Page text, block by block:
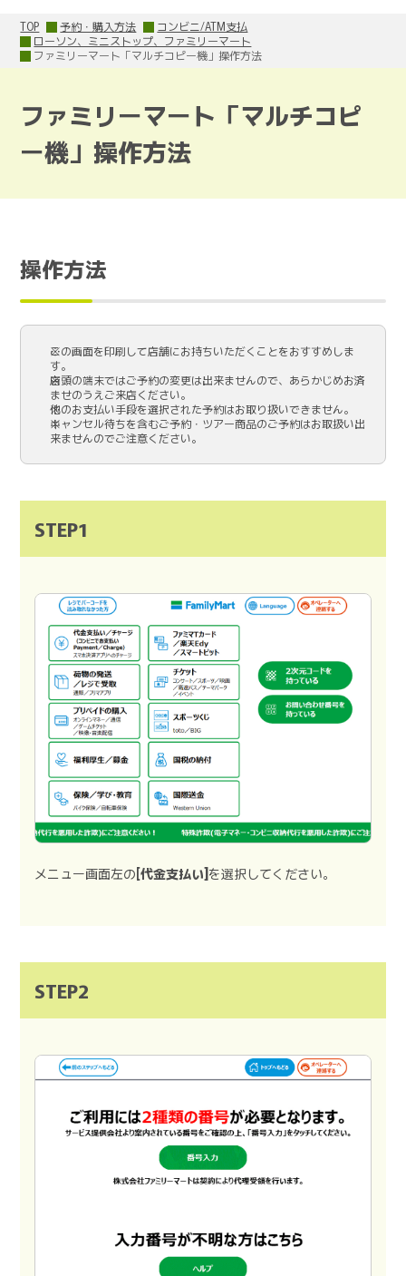
TOP 予約・購入方法
コンビニ/ATM支払
ローソン、ミニストップ、ファミリーマート
ファミリーマート「マルチコピー機」操作方法
ファミリーマート「マルチコピ
ー機」操作方法
操作方法
この画面を印刷して店舗にお持ちいただくことをおすすめしま
す。
店頭の端末ではご予約の変更は出来ませんので、あらかじめお済
ませのうえご来店ください。
他のお支払い手段を選択された予約はお取り扱いできません。
キャンセル待ちを含むご予約・ツアー商品のご予約はお取扱い出
来ませんのでご注意ください。
STEP1
メニュー画面左の[代金支払い]を選択してください。
STEP2